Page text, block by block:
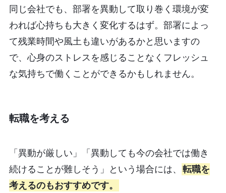
同じ会社でも、部署を異動して取り巻く環境が変
われば心持ちも大きく変化するはず。部署によっ
て残業時間や風土も違いがあるかと思いますの
で、心身のストレスを感じることなくフレッシュ
な気持ちで働くことができるかもしれません。
転職を考える
「異動が厳しい」「異動しても今の会社では働き
続けることが難しそう」という場合には、
転職を
考えるのもおすすめです。